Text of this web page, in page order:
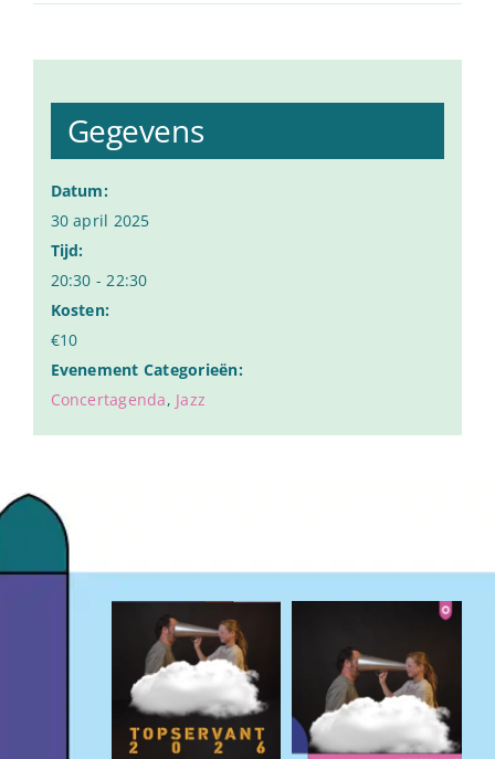
Gegevens
Datum:
30 april 2025
Tijd:
20:30 - 22:30
Kosten:
€10
Evenement Categorieën:
Concertagenda, Jazz